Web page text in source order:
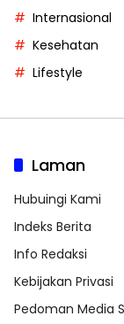
Internasional
Kesehatan
Lifestyle
Laman
Hubuingi Kami
Indeks Berita
Info Redaksi
Kebijakan Privasi
Pedoman Media